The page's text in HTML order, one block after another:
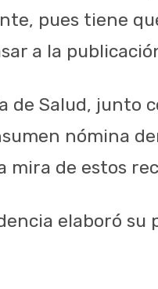
pues tiene
a la
de Salud, junto
nómina
mira de estos
elaboró